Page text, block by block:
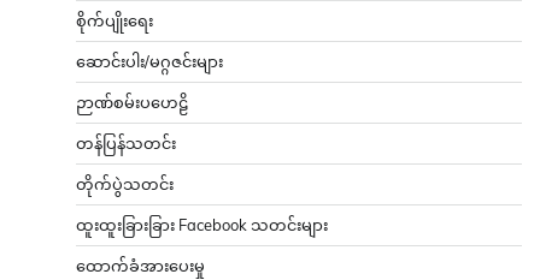
စိုက်ပျိုးရေး
ဆောင်းပါး/မဂ္ဂဇင်းများ
ဉာဏ်စမ်းပဟေဠိ
တန်ပြန်သတင်း
တိုက်ပွဲသတင်း
ထူးထူးခြားခြား Facebook သတင်းများ
ထောက်ခံအားပေးမှု